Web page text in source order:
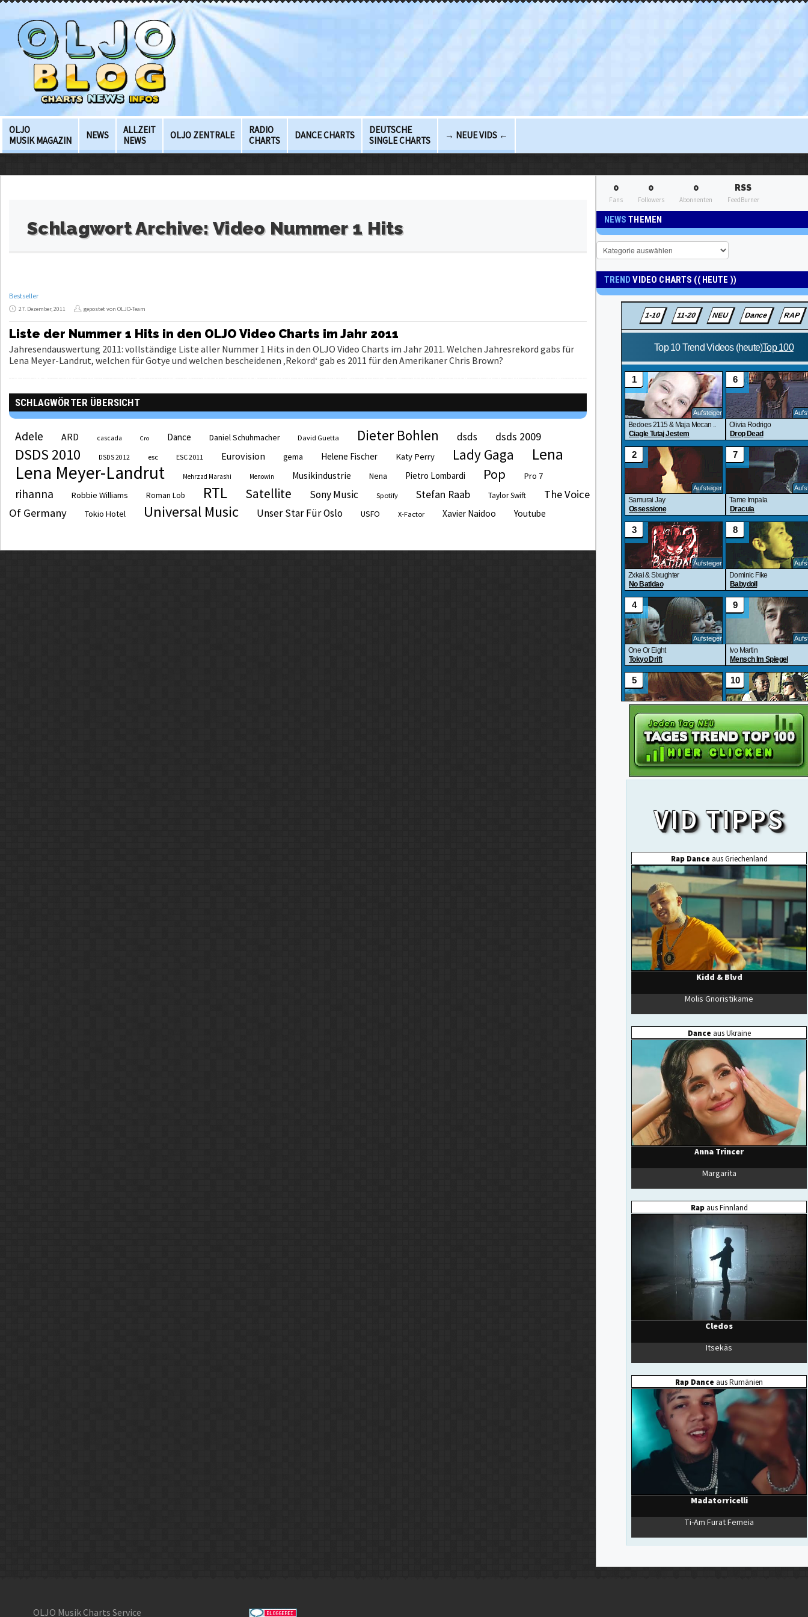
OLJO
MUSIK MAGAZIN
NEWS
ALLZEIT
NEWS
OLJO ZENTRALE
RADIO
CHARTS
DANCE CHARTS
DEUTSCHE
SINGLE CHARTS
→ NEUE VIDS ←
Schlagwort Archive: Video Nummer 1 Hits
Bestseller
27. Dezember, 2011 gepostet von OLJO-Team
Liste der Nummer 1 Hits in den OLJO Video Charts im Jahr 2011
Jahresendauswertung 2011: vollständige Liste aller Nummer 1 Hits in den OLJO Video Charts im Jahr 2011. Welchen Jahresrekord gabs für
Lena Meyer-Landrut, welchen für Gotye und welchen bescheidenen ‚Rekord‘ gab es 2011 für den Amerikaner Chris Brown?
SCHLAGWÖRTER ÜBERSICHT
Adele ARD cascada Cro Dance Daniel Schuhmacher David Guetta Dieter Bohlen dsds dsds 2009
DSDS 2010 DSDS 2012 esc ESC 2011 Eurovision gema Helene Fischer Katy Perry Lady Gaga Lena
Lena Meyer-Landrut Mehrzad Marashi Menowin Musikindustrie Nena Pietro Lombardi Pop Pro 7
rihanna Robbie Williams Roman Lob RTL Satellite Sony Music Spotify Stefan Raab Taylor Swift
The Voice
Of Germany
Tokio Hotel Universal Music Unser Star Für Oslo USFO X-Factor Xavier Naidoo Youtube
0
Fans
0
Followers
0
Abonnenten
RSS
FeedBurner
NEWSTHEMEN
News
Themen
TRENDVIDEO CHARTS (( HEUTE ))
OLJO Musik Charts Service